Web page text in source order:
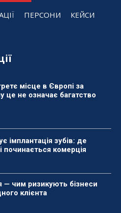
ПЕРСОНИ КЕЙСИ
місце в Європі за
це не означає багатство
імплантація зубів: де
починається комерція
— чим ризикують бізнеси
клієнта